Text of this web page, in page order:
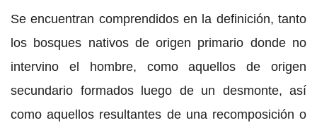
Se encuentran comprendidos en la definición, tanto
los bosques nativos de origen primario donde no
intervino el hombre, como aquellos de origen
secundario formados luego de un desmonte, así
como aquellos resultantes de una recomposición o